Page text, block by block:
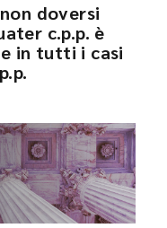
doversi
c.p.p. è
in tutti i casi